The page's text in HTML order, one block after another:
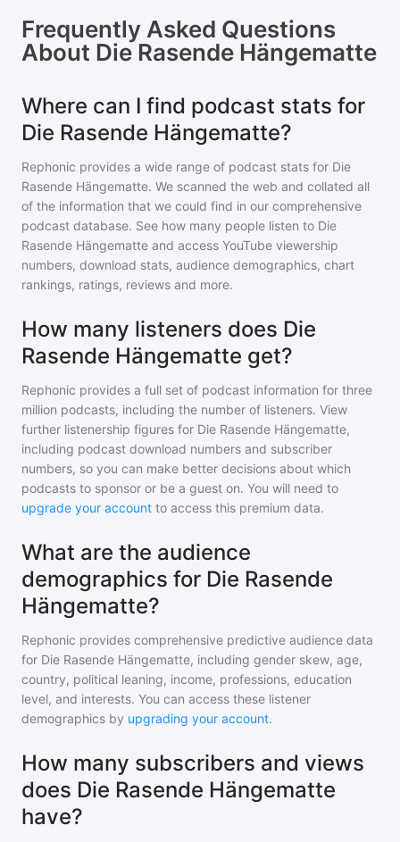
Frequently Asked Questions
About Die Rasende Hängematte
Where can I find podcast stats for
Die Rasende Hängematte?
Rephonic provides a wide range of podcast stats for Die
Rasende Hängematte. We scanned the web and collated all
of the information that we could find in our comprehensive
podcast database. See how many people listen to Die
Rasende Hängematte and access YouTube viewership
numbers, download stats, audience demographics, chart
rankings, ratings, reviews and more.
How many listeners does Die
Rasende Hängematte get?
Rephonic provides a full set of podcast information for three
million podcasts, including the number of listeners. View
further listenership figures for Die Rasende Hängematte,
including podcast download numbers and subscriber
numbers, so you can make better decisions about which
podcasts to sponsor or be a guest on. You will need to
upgrade your account to access this premium data.
What are the audience
demographics for Die Rasende
Hängematte?
Rephonic provides comprehensive predictive audience data
for Die Rasende Hängematte, including gender skew, age,
country, political leaning, income, professions, education
level, and interests. You can access these listener
demographics by upgrading your account.
How many subscribers and views
does Die Rasende Hängematte
have?